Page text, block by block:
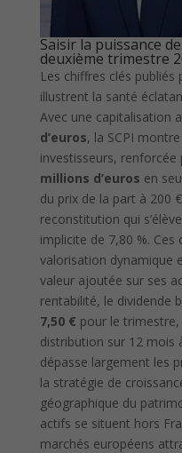
Saisir la puissance
deuxième trimestre
Les chiffres clés
illustrent la santé
Avec une capitalisation
d’euros, la SCPI
investisseurs,
millions d’euros en
du prix de la part à 200
reconstitution qui
implicite de 7,80 %.
valorisation dynamique
valeur ajoutée sur ses
rentabilité, le dividende
7,50 € pour le
distribution sur 12 mois
dépasse largement les
la stratégie de
géographique du
actifs se situent hors
marchés européens